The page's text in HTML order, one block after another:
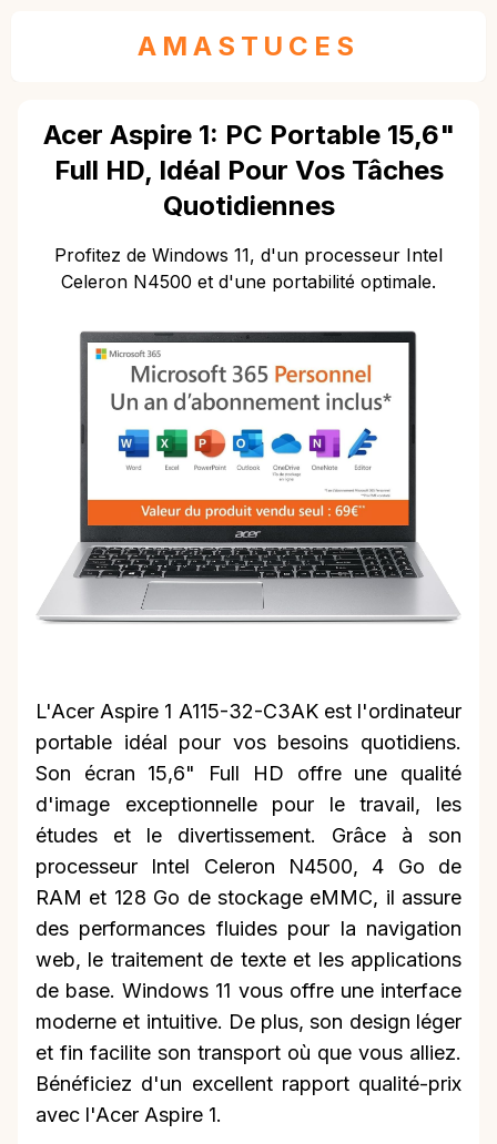
AMASTUCES
Acer Aspire 1: PC Portable 15,6"
Full HD, Idéal Pour Vos Tâches
Quotidiennes
Profitez de Windows 11, d'un processeur Intel
Celeron N4500 et d'une portabilité optimale.
L'Acer Aspire 1 A115-32-C3AK est l'ordinateur
portable idéal pour vos besoins quotidiens.
Son écran 15,6" Full HD offre une qualité
d'image exceptionnelle pour le travail, les
études et le divertissement. Grâce à son
processeur Intel Celeron N4500, 4 Go de
RAM et 128 Go de stockage eMMC, il assure
des performances fluides pour la navigation
web, le traitement de texte et les applications
de base. Windows 11 vous offre une interface
moderne et intuitive. De plus, son design léger
et fin facilite son transport où que vous alliez.
Bénéficiez d'un excellent rapport qualité-prix
avec l'Acer Aspire 1.